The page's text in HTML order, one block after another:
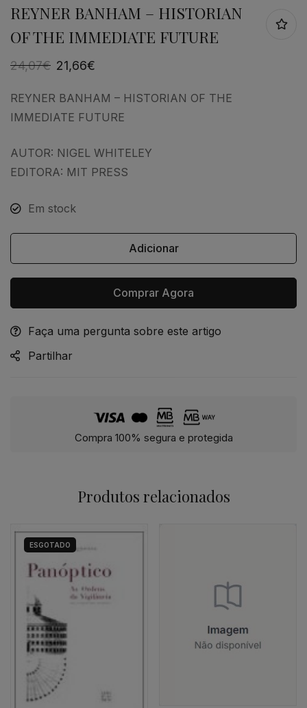
REYNER BANHAM – HISTORIAN
OF THE IMMEDIATE FUTURE
24,07€ 21,66€
REYNER BANHAM – HISTORIAN OF THE
IMMEDIATE FUTURE
AUTOR: NIGEL WHITELEY
EDITORA: MIT PRESS
Em stock
Adicionar
Comprar Agora
Alternative:
Faça uma pergunta sobre este artigo
Partilhar
Compra 100% segura e protegida
Produtos relacionados
ESGOTADO